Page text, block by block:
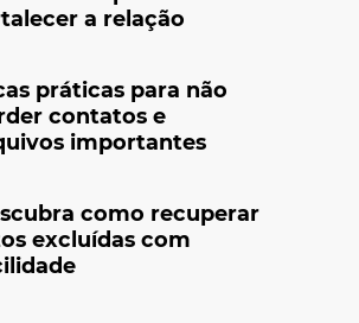
a relação
práticas para não
contatos e
importantes
como recuperar
excluídas com